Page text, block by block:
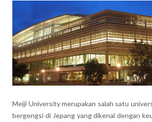
Meiji University merupakan salah satu
bergengsi di Jepang yang dikenal dengan